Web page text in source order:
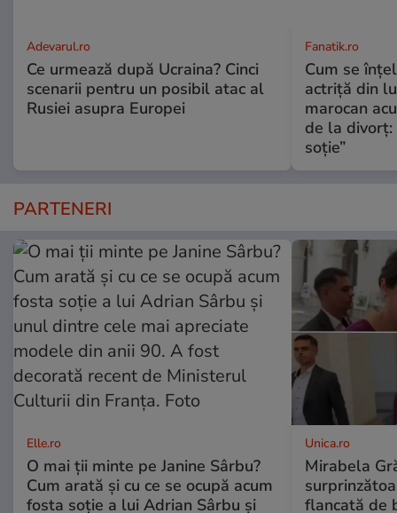
Adevarul.ro
Ce urmează după Ucraina? Cinci
scenarii pentru un posibil atac al
Rusiei asupra Europei
Fanatik.ro
Cum se
actriță din
marocan
de la divorț:
soție”
PARTENERI
Elle.ro
O mai ții minte pe Janine Sârbu?
Cum arată și cu ce se ocupă acum
fosta soție a lui Adrian Sârbu și
Unica.ro
Mirabela
flancată de